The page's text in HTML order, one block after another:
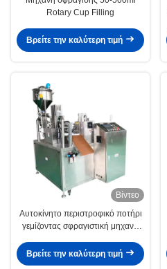
Rotary Cup Filling
Βρείτε την καλύτερη τιμή
Βίντεο
Αυτοκίνητο περιστροφικό ποτήρι
γεμίζοντας σφραγιστική μηχανή
πλαστική συσκευασία
Βρείτε την καλύτερη τιμή